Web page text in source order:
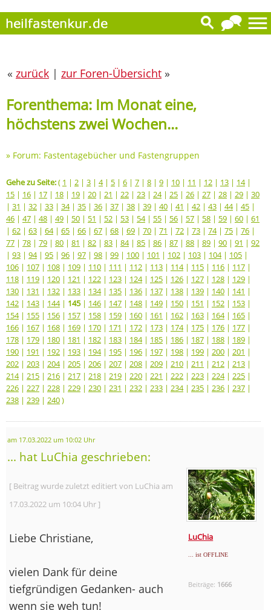
« zurück | zur Foren-Übersicht »
Forenthema: Im Monat eine,
höchstens zwei Wochen...
» Forum: Fastentagebücher und Fastengruppen
Gehe zu Seite:( 1 | 2 | 3 | 4| 5 | 6 | 7 | 8 | 9 | 10 | 11 | 12 | 13 | 14|
15 | 16 | 17 | 18 | 19 | 20 | 21 | 22 | 23 | 24| 25 | 26 | 27 | 28 | 29 | 30
| 31 | 32 | 33 | 34| 35 | 36 | 37 | 38 | 39 | 40 | 41 | 42 | 43 | 44| 45 |
46 | 47 | 48 | 49 | 50 | 51 | 52 | 53 | 54| 55 | 56 | 57 | 58 | 59 | 60 | 61
| 62 | 63 | 64| 65 | 66 | 67 | 68 | 69 | 70 | 71 | 72 | 73 | 74| 75 | 76 |
77 | 78 | 79 | 80 | 81 | 82 | 83 | 84| 85 | 86 | 87 | 88 | 89 | 90 | 91 | 92
| 93 | 94| 95 | 96 | 97 | 98 | 99 | 100 | 101 | 102 | 103 | 104| 105 |
106 | 107 | 108 | 109 | 110 | 111 | 112 | 113 | 114| 115 | 116 | 117 |
118 | 119 | 120 | 121 | 122 | 123 | 124| 125 | 126 | 127 | 128 | 129 |
130 | 131 | 132 | 133 | 134| 135 | 136 | 137 | 138 | 139 | 140 | 141 |
142 | 143 | 144| 145| 146 | 147 | 148 | 149 | 150 | 151 | 152 | 153 |
154| 155 | 156 | 157 | 158 | 159 | 160 | 161 | 162 | 163 | 164| 165 |
166 | 167 | 168 | 169 | 170 | 171 | 172 | 173 | 174| 175 | 176 | 177 |
178 | 179 | 180 | 181 | 182 | 183 | 184| 185 | 186 | 187 | 188 | 189 |
190 | 191 | 192 | 193 | 194| 195 | 196 | 197 | 198 | 199 | 200 | 201 |
202 | 203 | 204| 205 | 206 | 207 | 208 | 209 | 210 | 211 | 212 | 213 |
214| 215 | 216 | 217 | 218 | 219 | 220 | 221 | 222 | 223 | 224| 225 |
226 | 227 | 228 | 229 | 230 | 231 | 232 | 233 | 234| 235 | 236 | 237 |
238 | 239 | 240)
am 17.03.2022 um 10:02 Uhr
... hat LuChia geschrieben:
LuChia
... ist OFFLINE
Beiträge: 1666
[ Beitrag wurde zuletzt editiert von LuChia am
17.03.2022 um 10:04 Uhr ]
Liebe Christiane,
vielen Dank für deine
tiefgründigen Gedanken- auch
wenn sie weh tun!